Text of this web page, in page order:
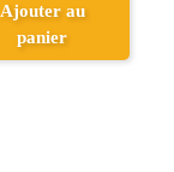
Ajouter au
panier